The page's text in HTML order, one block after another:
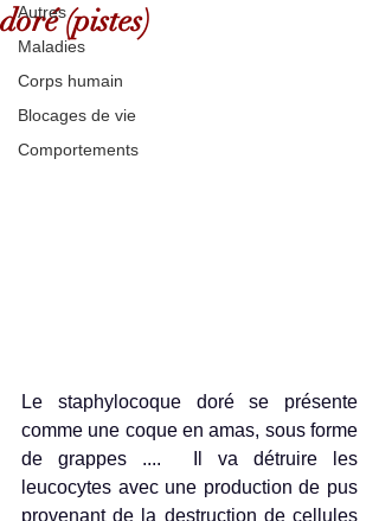
Autres
Maladies
Corps humain
Blocages de vie
Comportements
doré (pistes)
Le staphylocoque doré se présente
comme une coque en amas, sous forme
de grappes ....  Il va détruire les
leucocytes avec une production de pus
provenant de la destruction de cellules